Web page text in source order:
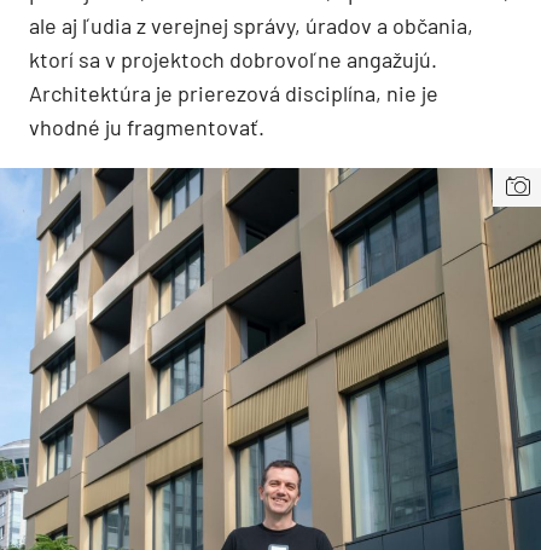
ale aj ľudia z verejnej správy, úradov a občania,
ktorí sa v projektoch dobrovoľne angažujú.
Architektúra je prierezová disciplína, nie je
vhodné ju fragmentovať.